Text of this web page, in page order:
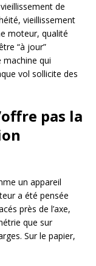
de
vieillissement
moteur, qualité
“à jour”
qui
vol sollicite des
pas la
un appareil
a été pensée
près de l’axe,
que sur
Sur le papier,